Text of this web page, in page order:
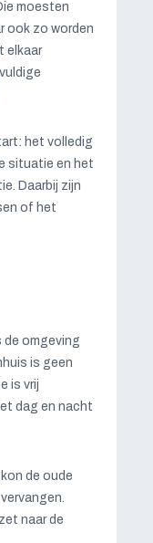
moesten
ook zo worden
elkaar
het volledig
situatie en het
Daarbij zijn
of het
de omgeving
is geen
is vrij
dag en nacht
de oude
naar de